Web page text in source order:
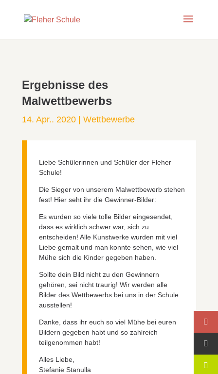
Ergebnisse des
Malwettbewerbs
14. Apr.. 2020| Wettbewerbe
Liebe Schülerinnen und Schüler der Fleher
Schule!
Die Sieger von unserem Malwettbewerb stehen
fest! Hier seht ihr die Gewinner-Bilder:
Es wurden so viele tolle Bilder eingesendet,
dass es wirklich schwer war, sich zu
entscheiden! Alle Kunstwerke wurden mit viel
Liebe gemalt und man konnte sehen, wie viel
Mühe sich die Kinder gegeben haben.
Sollte dein Bild nicht zu den Gewinnern
gehören, sei nicht traurig! Wir werden alle
Bilder des Wettbewerbs bei uns in der Schule
ausstellen!
Danke, dass ihr euch so viel Mühe bei euren
Bildern gegeben habt und so zahlreich
teilgenommen habt!
Alles Liebe,
Stefanie Stanulla